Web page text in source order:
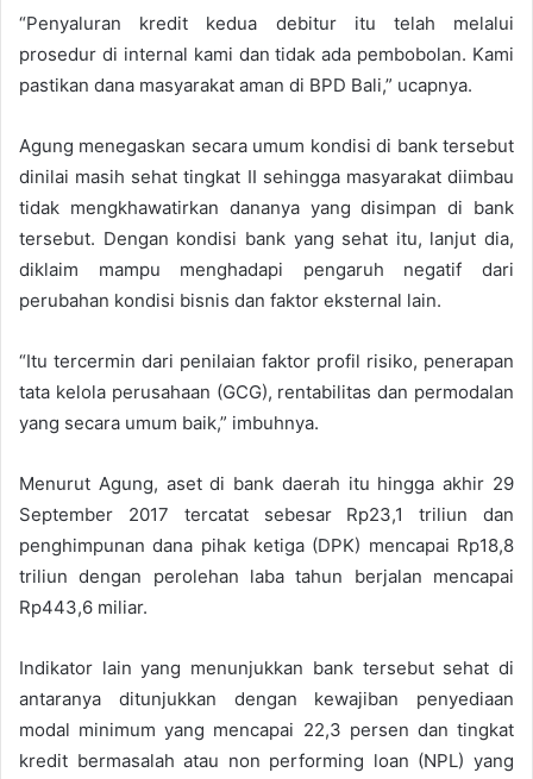
“Penyaluran kredit kedua debitur itu telah melalui
prosedur di internal kami dan tidak ada pembobolan. Kami
pastikan dana masyarakat aman di BPD Bali,” ucapnya.
Agung menegaskan secara umum kondisi di bank tersebut
dinilai masih sehat tingkat II sehingga masyarakat diimbau
tidak mengkhawatirkan dananya yang disimpan di bank
tersebut. Dengan kondisi bank yang sehat itu, lanjut dia,
diklaim mampu menghadapi pengaruh negatif dari
perubahan kondisi bisnis dan faktor eksternal lain.
“Itu tercermin dari penilaian faktor profil risiko, penerapan
tata kelola perusahaan (GCG), rentabilitas dan permodalan
yang secara umum baik,” imbuhnya.
Menurut Agung, aset di bank daerah itu hingga akhir 29
September 2017 tercatat sebesar Rp23,1 triliun dan
penghimpunan dana pihak ketiga (DPK) mencapai Rp18,8
triliun dengan perolehan laba tahun berjalan mencapai
Rp443,6 miliar.
Indikator lain yang menunjukkan bank tersebut sehat di
antaranya ditunjukkan dengan kewajiban penyediaan
modal minimum yang mencapai 22,3 persen dan tingkat
kredit bermasalah atau non performing loan (NPL) yang